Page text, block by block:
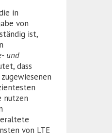
in
von
ist,
und
dass
nutzen
von LTE